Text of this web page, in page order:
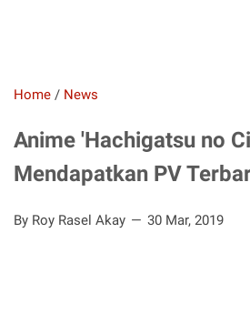
Home / News
Anime 'Hachigatsu no
Mendapatkan PV
By Roy Rasel Akay 30 Mar, 2019